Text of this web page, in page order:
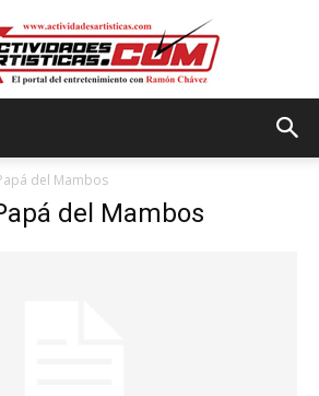
del Mambos
del Mambos